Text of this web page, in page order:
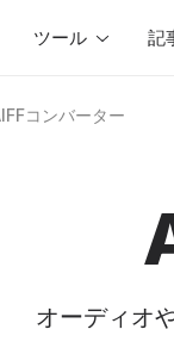
ツール 記
コンバーター
オーディオ